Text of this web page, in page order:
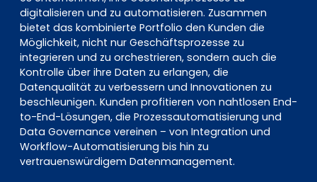
digitalisieren und zu automatisieren. Zusammen
bietet das kombinierte Portfolio den Kunden die
Möglichkeit, nicht nur Geschäftsprozesse zu
integrieren und zu orchestrieren, sondern auch die
Kontrolle über ihre Daten zu erlangen, die
Datenqualität zu verbessern und Innovationen zu
beschleunigen. Kunden profitieren von nahtlosen End-
to-End-Lösungen, die Prozessautomatisierung und
Data Governance vereinen – von Integration und
Workflow-Automatisierung bis hin zu
vertrauenswürdigem Datenmanagement.